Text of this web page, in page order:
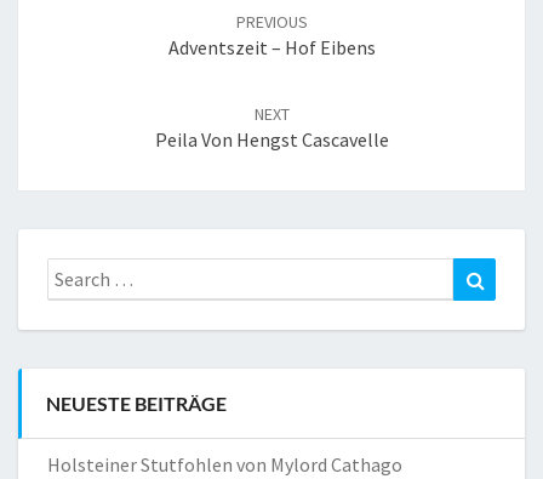
PREVIOUS
Adventszeit – Hof Eibens
NEXT
Peila Von Hengst Cascavelle
Search
for:
NEUESTE BEITRÄGE
Holsteiner Stutfohlen von Mylord Cathago